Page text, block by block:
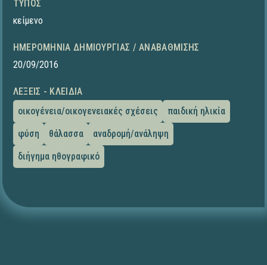
ΤΎΠΟΣ
κείμενο
ΗΜΕΡΟΜΗΝΊΑ ΔΗΜΙΟΥΡΓΊΑΣ / ΑΝΑΒΆΘΜΙΣΗΣ
20/09/2016
ΛΈΞΕΙΣ - ΚΛΕΙΔΙΆ
οικογένεια/οικογενειακές σχέσεις
παιδική ηλικία
φύση
θάλασσα
αναδρομή/ανάληψη
διήγημα ηθογραφικό